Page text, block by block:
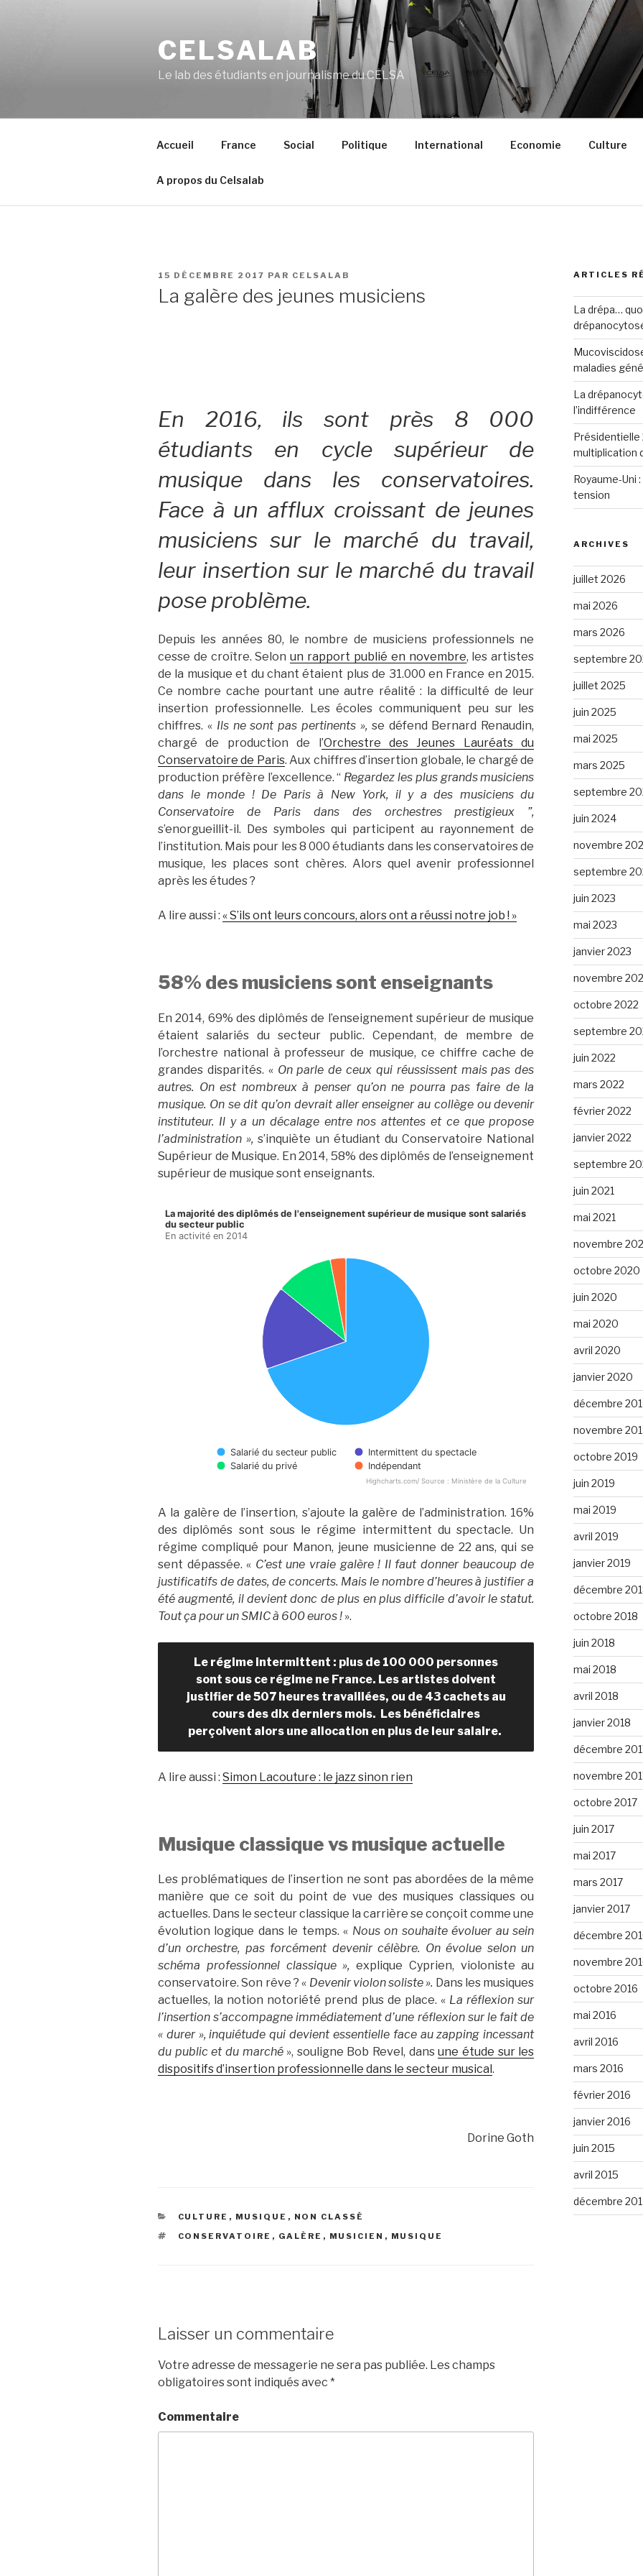
CELSALAB
Le lab des étudiants en journalisme du CELSA
Accueil France Social Politique International Economie Culture
A propos du Celsalab
PUBLIÉ
LE
15 DÉCEMBRE 2017 PAR CELSALAB
La galère des jeunes musiciens
En 2016, ils sont près 8 000
étudiants en cycle supérieur de
musique dans les conservatoires.
Face à un afflux croissant de jeunes
musiciens sur le marché du travail,
leur insertion sur le marché du travail
pose problème.
Depuis les années 80, le nombre de musiciens professionnels ne
cesse de croître. Selonun rapport publié en novembre, les artistes
de la musique et du chant étaient plus de 31.000 en France en 2015.
Ce nombre cache pourtant une autre réalité : la difficulté de leur
insertion professionnelle. Les écoles communiquent peu sur les
chiffres. « Ils ne sont pas pertinents », se défend Bernard Renaudin,
chargé de production de l ’Orchestre des Jeunes Lauréats du
Conservatoire de Paris. Aux chiffres d’insertion globale, le chargé de
production préfère l’excellence. “ Regardez les plus grands musiciens
dans le monde ! De Paris à New York, il y a des musiciens du
Conservatoire de Paris dans des orchestres prestigieux ”,
s’enorgueillit-il. Des symboles qui participent au rayonnement de
l’institution. Mais pour les 8 000 étudiants dans les conservatoires de
musique, les places sont chères. Alors quel avenir professionnel
après les études ?
A lire aussi : « S’ils ont leurs concours, alors ont a réussi notre job ! »
58% des musiciens sont enseignants
En 2014, 69% des diplômés de l’enseignement supérieur de musique
étaient salariés du secteur public. Cependant, de membre de
l’orchestre national à professeur de musique, ce chiffre cache de
grandes disparités. « On parle de ceux qui réussissent mais pas des
autres. On est nombreux à penser qu’on ne pourra pas faire de la
musique. On se dit qu’on devrait aller enseigner au collège ou devenir
instituteur. Il y a un décalage entre nos attentes et ce que propose
l’administration »,s’inquiète un étudiant du Conservatoire National
Supérieur de Musique. En 2014, 58% des diplômés de l’enseignement
supérieur de musique sont enseignants.
La majorité des diplômés de l'enseignement supérieur de musique sont salariés
du secteur public
En activité en 2014
Salarié du secteur public
Intermittent du spectacle
Salarié du privé
Indépendant
Highcharts.com/ Source : Ministère de la Culture
A la galère de l’insertion, s’ajoute la galère de l’administration. 16%
des diplômés sont sous le régime intermittent du spectacle. Un
régime compliqué pour Manon, jeune musicienne de 22 ans, qui se
sent dépassée. « C’est une vraie galère ! Il faut donner beaucoup de
justificatifs de dates, de concerts. Mais le nombre d’heures à justifier a
été augmenté, il devient donc de plus en plus difficile d’avoir le statut.
Tout ça pour un SMIC à 600 euros ! ».
Le régime intermittent : plus de 100 000 personnes
sont sous ce régime ne France. Les artistes doivent
justifier de 507 heures travaillées, ou de 43 cachets au
cours des dix derniers mois. Les bénéficiaires
perçoivent alors une allocation en plus de leur salaire.
A lire aussi : Simon Lacouture : le jazz sinon rien
Musique classique vs musique actuelle
Les problématiques de l’insertion ne sont pas abordées de la même
manière que ce soit du point de vue des musiques classiques ou
actuelles. Dans le secteur classique la carrière se conçoit comme une
évolution logique dans le temps. « Nous on souhaite évoluer au sein
d’un orchestre, pas forcément devenir célèbre. On évolue selon un
schéma professionnel classique »,explique Cyprien, violoniste au
conservatoire. Son rêve ? « Devenir violon soliste ». Dans les musiques
actuelles, la notion notoriété prend plus de place. «La réflexion sur
l’insertion s’accompagne immédiatement d’une réflexion sur le fait de
« durer », inquiétude qui devient essentielle face au zapping incessant
du public et du marché», souligne Bob Revel, dansune étude sur les
dispositifs d’insertion professionnelle dans le secteur musical .
Dorine Goth
CATÉGORIES
CULTURE , MUSIQUE , NON CLASSÉ
ÉTIQUETTES
CONSERVATOIRE , GALÈRE , MUSICIEN , MUSIQUE
Laisser un commentaire
Votre adresse de messagerie ne sera pas publiée. Les champs
obligatoires sont indiqués avec *
Commentaire
ARTICLES
La drépa…
maladies
La
l’indifférence
Présidentielle
multiplication
Royaume-Uni
tension
ARCHIVES
juillet 2026
mai 2026
mars 2026
septembre
juillet 2025
juin 2025
mai 2025
mars 2025
septembre
juin 2024
novembre
septembre
juin 2023
mai 2023
janvier 2023
novembre
octobre 2022
septembre
juin 2022
mars 2022
février 2022
janvier 2022
septembre
juin 2021
mai 2021
novembre
octobre 2020
juin 2020
mai 2020
avril 2020
janvier 2020
décembre
novembre
octobre 2019
juin 2019
mai 2019
avril 2019
janvier 2019
décembre
octobre 2018
juin 2018
mai 2018
avril 2018
janvier 2018
décembre
novembre
octobre 2017
juin 2017
mai 2017
mars 2017
janvier 2017
décembre
novembre
octobre 2016
mai 2016
avril 2016
mars 2016
février 2016
janvier 2016
juin 2015
avril 2015
décembre